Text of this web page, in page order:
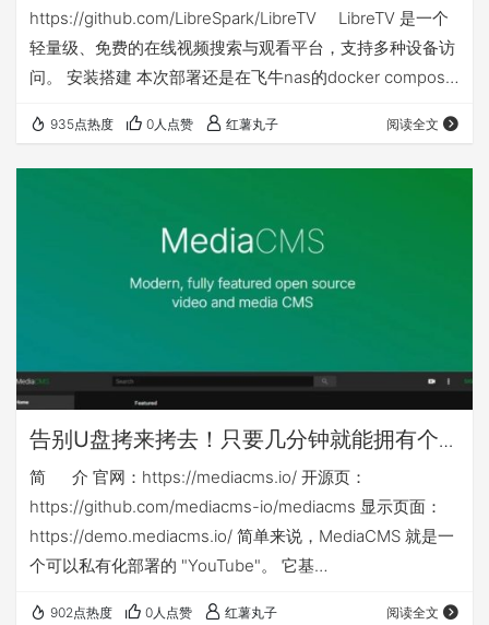
https://github.com/LibreSpark/LibreTV LibreTV 是一个
轻量级、免费的在线视频搜索与观看平台，支持多种设备访
问。 安装搭建 本次部署还是在飞牛nas的docker compose
其他nas可能还需对应修改nas侧映射目录或手动建立nas侧
目录 本篇相关yml等文件下载链接： ht…
935点热度 0人点赞 红薯丸子 阅读全文
告别U盘拷来拷去！只要几分钟就能拥有个
人或企业专属「影音库」：mediacms
简 介 官网：https://mediacms.io/ 开源页：
https://github.com/mediacms-io/mediacms 显示页面：
https://demo.mediacms.io/ 简单来说，MediaCMS 就是一
个可以私有化部署的 "YouTube"。 它基
902点热度 0人点赞 红薯丸子 阅读全文